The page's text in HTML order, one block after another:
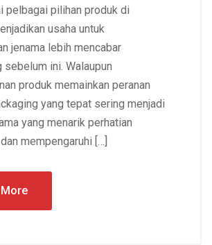
pelbagai pilihan produk di
usaha untuk
jenama lebih mencabar
sebelum ini. Walaupun
produk memainkan peranan
yang tepat sering menjadi
yang menarik perhatian
mempengaruhi […]